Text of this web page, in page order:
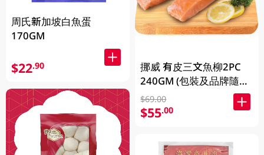
周氏新加坡白魚蛋
170GM
$22.90
挪威 有皮三文魚柳2PC
240GM (包裝及品牌隨機
發放)
$69.00
$55.00